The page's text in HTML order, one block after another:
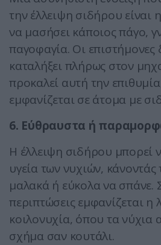
την έλλειψη σιδήρου είναι
να μασήσει κάποιος πάγο,
παγοφαγία. Οι επιστήμονες
καταλήξει πλήρως στον
προκαλεί αυτή την
εμφανίζεται σε άτομα με
6. Εύθραυστα ή
Η έλλειψη σιδήρου μπορεί
υγεία των νυχιών, κάνοντάς
μαλακά ή εύκολα να σπάνε.
περιπτώσεις εμφανίζεται η
κοιλονυχία, όπου τα νύχια
σχήμα σαν κουτάλι.